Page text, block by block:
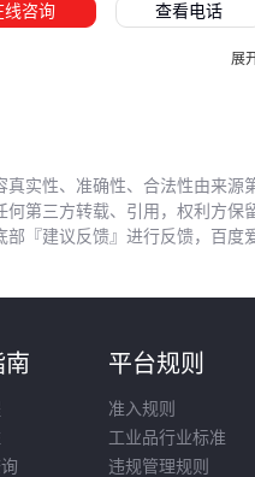
五
新
日常
每
发
长
选
线咨询 查看电话
展
实性、准确性、合法性由来源
第三方转载、引用，权利方保
『建议反馈』进行反馈，百度
南 平台规则
准入规则
工业品行业标准
违规管理规则